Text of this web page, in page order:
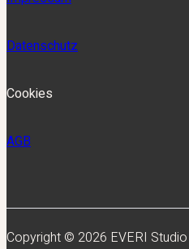
Datenschutz
Cookies
AGB
Copyright © 2026 EVERI